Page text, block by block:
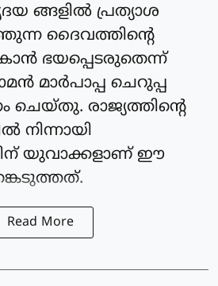
ങ്ങളില്‍ പ്രത്യാശ
ദൈവത്തിന്റെ
ഭയപ്പെടരുതെന്ന്
മാര്‍പാപ്പ ചെറുപ്പ
ചെയ്തു. രാജ്യത്തിന്റെ
നിന്നായി
യുവാക്കളാണ് ഈ
Read More